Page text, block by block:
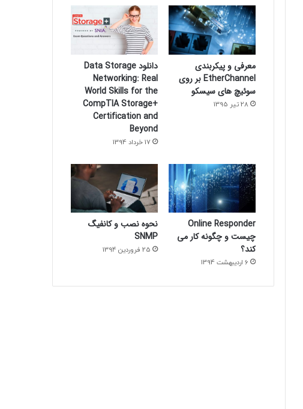
معرفی و پیکربندی
EtherChannel بر روی
سوئیچ های سیسکو
28 تیر 1395
دانلود Data Storage
Networking: Real
World Skills for the
CompTIA Storage+
Certification and
Beyond
17 خرداد 1394
Online Responder
چیست و چگونه کار می
کند؟
6 اردیبهشت 1394
نحوه نصب و کانفیگ
SNMP
25 فروردین 1394